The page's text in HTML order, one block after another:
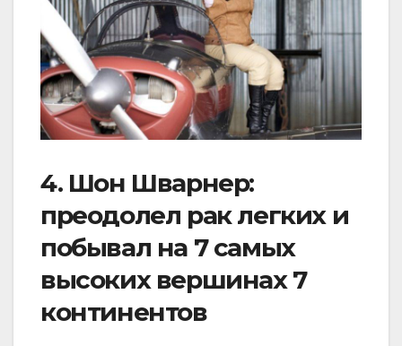
4. Шон Шварнер:
преодолел рак легких и
побывал на 7 самых
высоких вершинах 7
континентов